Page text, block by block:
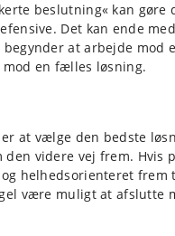
beslutning« kan gøre
Det kan ende
at arbejde mod
en fælles løsning.
at vælge den bedste
videre vej frem. Hvis
helhedsorienteret frem
være muligt at afslutte